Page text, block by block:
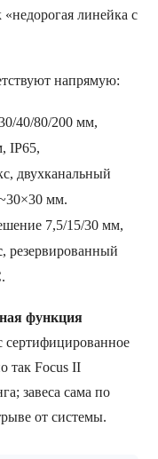
линейка с
напрямую:
40/80/200 мм,
IP65,
двухканальный
мм.
7,5/15/30 мм,
, резервированный
функция
сертифицированное
так Focus II
завеса сама по
от системы.